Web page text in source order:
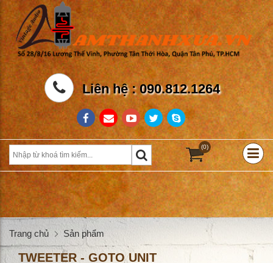
Liên hệ : 090.812.1264
(0)
Trang chủ Sản phẩm
TWEETER - GOTO UNIT